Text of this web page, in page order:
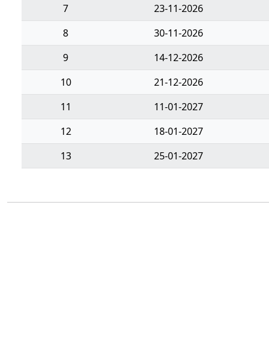
7
23-11-2026
8
30-11-2026
9
14-12-2026
10
21-12-2026
11
11-01-2027
12
18-01-2027
13
25-01-2027